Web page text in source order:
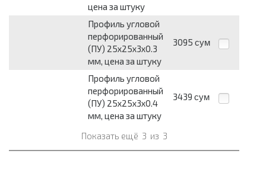
цена за штуку
Профиль угловой
перфорированный
(ПУ) 25х25х3х0.3
мм, цена за штуку
3095 сум
Профиль угловой
перфорированный
(ПУ) 25х25х3х0.4
мм, цена за штуку
3439 сум
Показать ещё 3 из 3